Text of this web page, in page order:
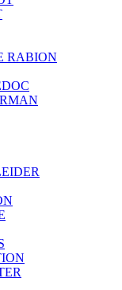
RABION